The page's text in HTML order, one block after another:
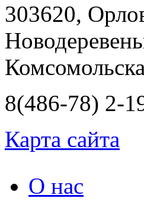
303620,
8(486-78) 2-
Карта сайта
О нас